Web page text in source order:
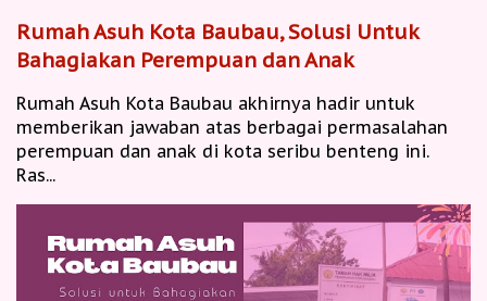
Rumah Asuh Kota Baubau, Solusi Untuk
Bahagiakan Perempuan dan Anak
Rumah Asuh Kota Baubau akhirnya hadir untuk
memberikan jawaban atas berbagai permasalahan
perempuan dan anak di kota seribu benteng ini.
Ras...